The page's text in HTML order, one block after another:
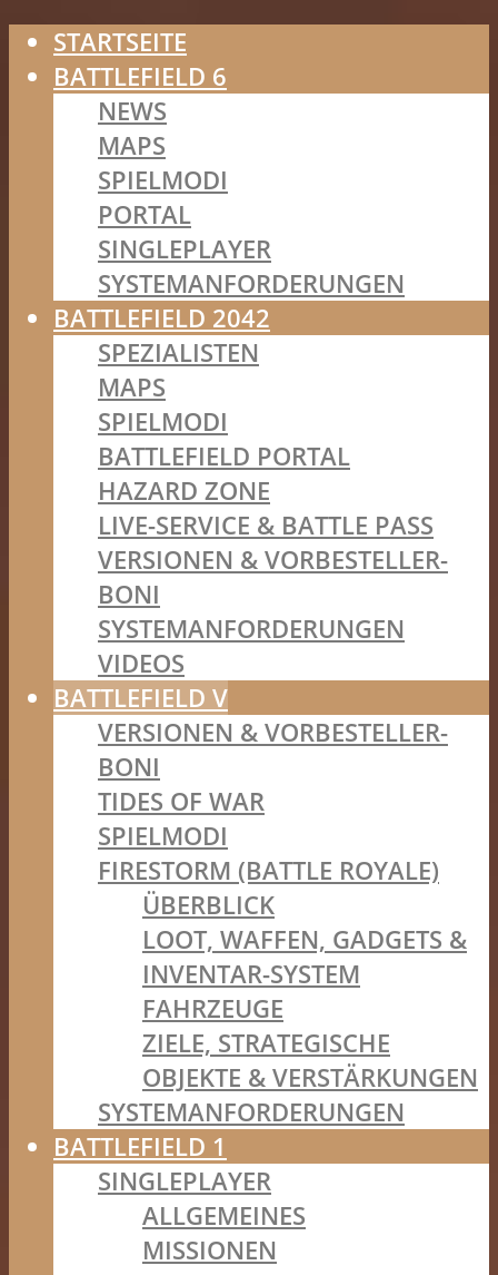
STARTSEITE
BATTLEFIELD 6
NEWS
MAPS
SPIELMODI
PORTAL
SINGLEPLAYER
SYSTEMANFORDERUNGEN
BATTLEFIELD 2042
SPEZIALISTEN
MAPS
SPIELMODI
BATTLEFIELD PORTAL
HAZARD ZONE
LIVE-SERVICE & BATTLE PASS
VERSIONEN & VORBESTELLER-
BONI
SYSTEMANFORDERUNGEN
VIDEOS
BATTLEFIELD V
VERSIONEN & VORBESTELLER-
BONI
TIDES OF WAR
SPIELMODI
FIRESTORM (BATTLE ROYALE)
ÜBERBLICK
LOOT, WAFFEN, GADGETS &
INVENTAR-SYSTEM
FAHRZEUGE
ZIELE, STRATEGISCHE
OBJEKTE & VERSTÄRKUNGEN
SYSTEMANFORDERUNGEN
BATTLEFIELD 1
SINGLEPLAYER
ALLGEMEINES
MISSIONEN